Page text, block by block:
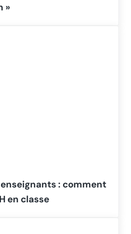
»
: comment
en classe